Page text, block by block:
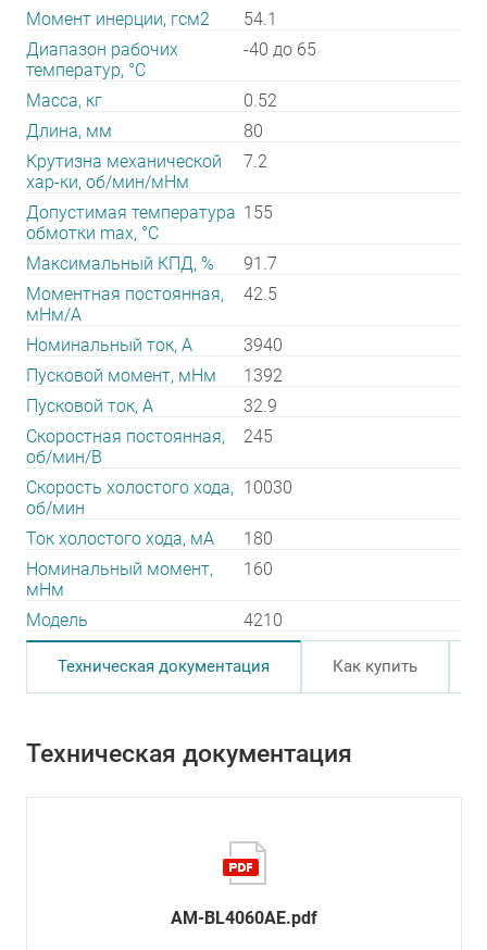
Момент инерции, гсм2
54.1
Диапазон рабочих
температур, °С
-40 до 65
Масса, кг
0.52
Длина, мм
80
Крутизна механической
хар-ки, об/мин/мНм
7.2
Допустимая температура
обмотки max, °С
155
Максимальный КПД, %
91.7
Моментная постоянная,
мНм/А
42.5
Номинальный ток, А
3940
Пусковой момент, мНм
1392
Пусковой ток, А
32.9
Скоростная постоянная,
об/мин/В
245
Скорость холостого хода,
об/мин
10030
Ток холостого хода, мА
180
Номинальный момент,
мНм
160
Модель 4210
Техническая документация Как купить
Техническая документация
AM-BL4060AE.pdf